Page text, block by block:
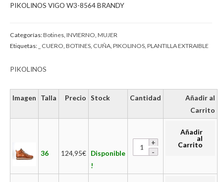
PIKOLINOS VIGO W3-8564 BRANDY
Categorías:Botines INVIERNO MUJER
Etiquetas:
_ CUERO BOTINES CUÑA PIKOLINOS PLANTILLA EXTRAIBLE
PIKOLINOS
Imagen Talla Precio Stock Cantidad
Añadir al
Carrito
36 124,95€ Disponible
!
Añadir
al
Carrito